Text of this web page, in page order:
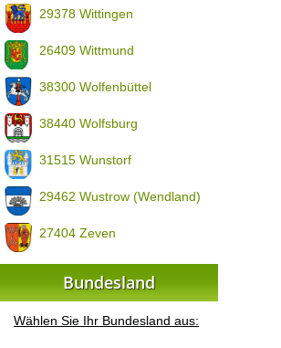
29378 Wittingen
26409 Wittmund
38300 Wolfenbüttel
38440 Wolfsburg
31515 Wunstorf
29462 Wustrow (Wendland)
27404 Zeven
Bundesland
Wählen Sie Ihr Bundesland aus: